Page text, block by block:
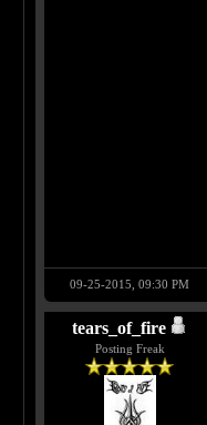
09-25-2015, 09:30 PM
tears_of_fire
Posting Freak